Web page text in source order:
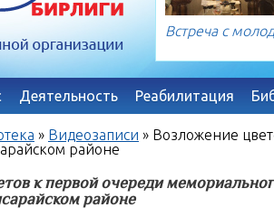
Встреча с
Деятельность Реабилитация
» Видеозаписи » Возложение
районе
к первой очереди
районе